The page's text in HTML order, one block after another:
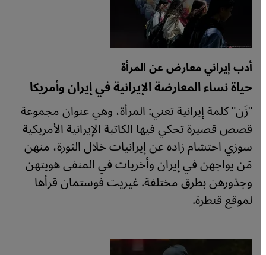
أدب إيراني معارض عن المرأة
حياة نساء المعارضة الإيرانية في إيران وأمريكا
"زَن" كلمة إيرانية تعني: المرأة، وهي عنوان مجموعة
قصص قصيرة تحكي فيها الكاتبة الإيرانية الأمريكية
سوزي احتشام زاده عن إيرانيات خلال الثورة، منهن
مَن يواجهن في إيران وأخريات في المنفى هويتهن
وجذورهن بطرق مختلفة. غيريت فوستمان قرأها
لموقع قنطرة.